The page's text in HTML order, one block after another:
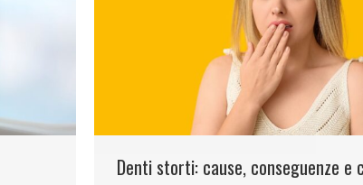
Denti storti: cause, conseguenze e